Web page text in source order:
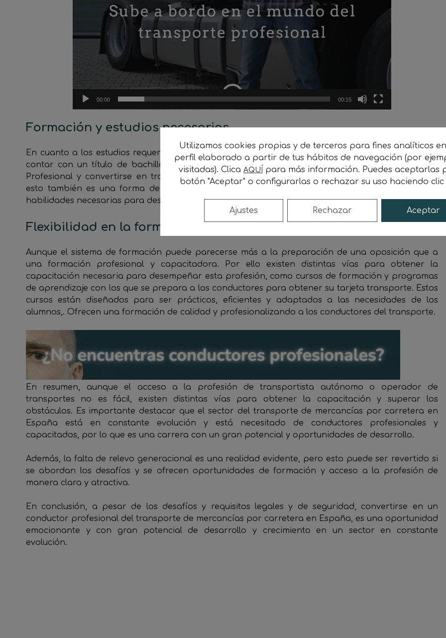
00:00 00:15
Formación y estudios necesarios
En cuanto a los estudios requeridos, es cierto que existe un cierto nivel de exigencia. Se requiere
contar con un título de bachiller o similar para poder presentarse al examen de Competencia
Profesional y convertirse en transportista autónomo, u operador de transportes. Sin embargo,
esto también es una forma de asegurar que los conductores cuenten con los conocimientos y
habilidades necesarias para desempeñar su trabajo de manera segura y eficiente.
Flexibilidad en la formación, carrera al transporte
Aunque el sistema de formación puede parecerse más a la preparación de una oposición que a
una formación profesional y capacitadora. Por ello existen distintas vías para obtener la
capacitación necesaria para desempeñar esta profesión, como cursos de formación y programas
de aprendizaje con los que se prepara a los conductores para obtener su tarjeta transporte. Estos
cursos están diseñados para ser prácticos, eficientes y adaptados a las necesidades de los
alumnos,. Ofrecen una formación de calidad y profesionalizando a los conductores del transporte.
En resumen, aunque el acceso a la profesión de transportista autónomo o operador de
transportes no es fácil, existen distintas vías para obtener la capacitación y superar los
obstáculos. Es importante destacar que el sector del transporte de mercancías por carretera en
España está en constante evolución y está necesitado de conductores profesionales y
capacitados, por lo que es una carrera con un gran potencial y oportunidades de desarrollo.
Además, la falta de relevo generacional es una realidad evidente, pero esto puede ser revertido si
se abordan los desafíos y se ofrecen oportunidades de formación y acceso a la profesión de
manera clara y atractiva.
En conclusión, a pesar de los desafíos y requisitos legales y de seguridad, convertirse en un
conductor profesional del transporte de mercancías por carretera en España, es una oportunidad
emocionante y con gran potencial de desarrollo y crecimiento en un sector en constante
evolución.
Utilizamos cookies propias y de terceros para fines analíticos
perfil elaborado a partir de tus hábitos de navegación (por
visitadas). Clica AQUÍ para más información. Puedes aceptarlas
botón "Aceptar" o configurarlas o rechazar su uso haciendo clic
Aceptar
Rechazar
Ajustes